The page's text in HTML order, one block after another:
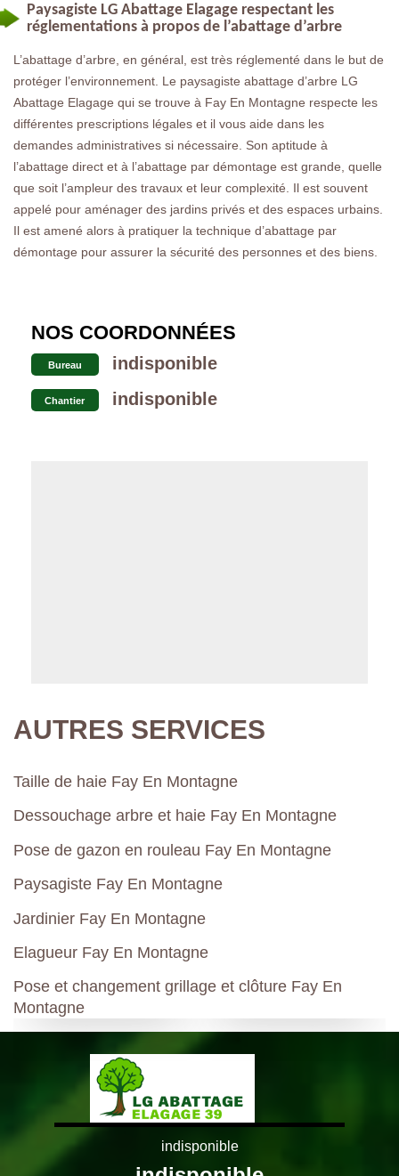
Paysagiste LG Abattage Elagage respectant les
réglementations à propos de l’abattage d’arbre
L’abattage d’arbre, en général, est très réglementé dans le but de
protéger l’environnement. Le paysagiste abattage d’arbre LG
Abattage Elagage qui se trouve à Fay En Montagne respecte les
différentes prescriptions légales et il vous aide dans les
demandes administratives si nécessaire. Son aptitude à
l’abattage direct et à l’abattage par démontage est grande, quelle
que soit l’ampleur des travaux et leur complexité. Il est souvent
appelé pour aménager des jardins privés et des espaces urbains.
Il est amené alors à pratiquer la technique d’abattage par
démontage pour assurer la sécurité des personnes et des biens.
NOS COORDONNÉES
Bureau indisponible
Chantier indisponible
AUTRES SERVICES
Taille de haie Fay En Montagne
Dessouchage arbre et haie Fay En Montagne
Pose de gazon en rouleau Fay En Montagne
Paysagiste Fay En Montagne
Jardinier Fay En Montagne
Elagueur Fay En Montagne
Pose et changement grillage et clôture Fay En
Montagne
indisponible